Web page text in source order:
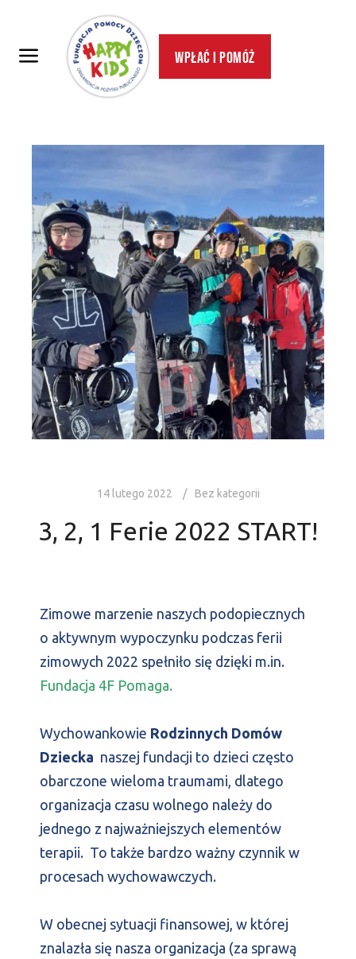
Wpłać i pomóż
14 lutego 2022 Bez kategorii
3, 2, 1 Ferie 2022 START!
Zimowe marzenie naszych podopiecznych
o aktywnym wypoczynku podczas ferii
zimowych 2022 spełniło się dzięki m.in.
Fundacja 4F Pomaga.
Wychowankowie Rodzinnych Domów
Dziecka naszej fundacji to dzieci często
obarczone wieloma traumami, dlatego
organizacja czasu wolnego należy do
jednego z najważniejszych elementów
terapii. To także bardzo ważny czynnik w
procesach wychowawczych.
W obecnej sytuacji finansowej, w której
znalazła się nasza organizacja (za sprawą